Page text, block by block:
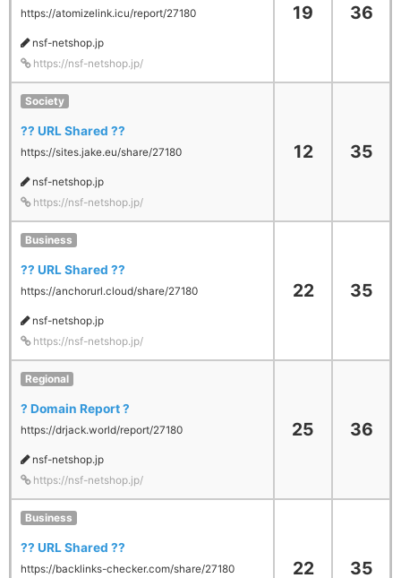
https://atomizelink.icu/report/27180
nsf-netshop.jp
https://nsf-netshop.jp/
19 36
Society
?? URL Shared ??
https://sites.jake.eu/share/27180
nsf-netshop.jp
https://nsf-netshop.jp/
12 35
Business
?? URL Shared ??
https://anchorurl.cloud/share/27180
nsf-netshop.jp
https://nsf-netshop.jp/
22 35
Regional
? Domain Report ?
https://drjack.world/report/27180
nsf-netshop.jp
https://nsf-netshop.jp/
25 36
Business
?? URL Shared ??
https://backlinks-checker.com/share/27180 22 35